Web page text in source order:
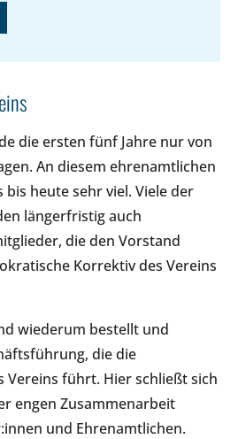
die ersten fünf Jahre nur von
An diesem ehrenamtlichen
bis heute sehr viel. Viele der
längerfristig auch
die den Vorstand
Korrektiv des Vereins
wiederum bestellt und
die die
Vereins führt. Hier schließt sich
engen Zusammenarbeit
und Ehrenamtlichen.